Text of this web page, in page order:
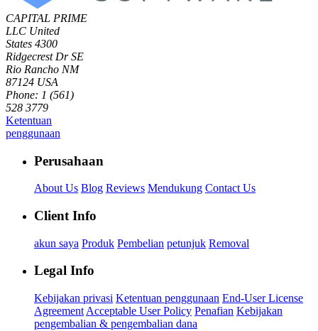
CAPITAL PRIME
LLC United
States 4300
Ridgecrest Dr SE
Rio Rancho NM
87124 USA
Phone: 1 (561)
528 3779
Ketentuan
penggunaan
Perusahaan
About Us Blog Reviews Mendukung Contact Us
Client Info
akun saya Produk Pembelian petunjuk Removal
Legal Info
Kebijakan privasi Ketentuan penggunaan End-User License
Agreement Acceptable User Policy Penafian Kebijakan
pengembalian & pengembalian dana